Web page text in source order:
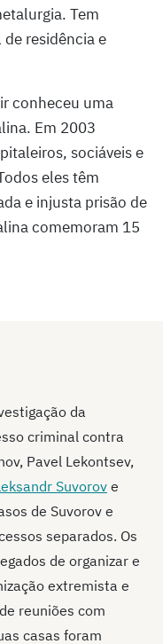
Tem
residência e
conheceu uma
Em 2003
sociáveis e
eles têm
e injusta prisão de
comemoram 15
da
criminal contra
Pavel Lekontsev,
Suvorov e
de Suvorov e
separados. Os
de organizar e
extremista e
reuniões com
casas foram